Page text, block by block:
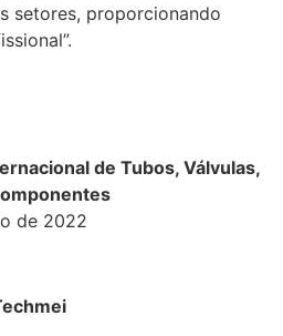
setores, proporcionando
de Tubos, Válvulas,
de 2022